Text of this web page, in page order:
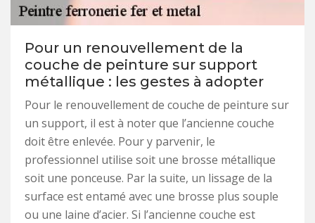
Pour un renouvellement de la
couche de peinture sur support
métallique : les gestes à adopter
Pour le renouvellement de couche de peinture sur
un support, il est à noter que l’ancienne couche
doit être enlevée. Pour y parvenir, le
professionnel utilise soit une brosse métallique
soit une ponceuse. Par la suite, un lissage de la
surface est entamé avec une brosse plus souple
ou une laine d’acier. Si l’ancienne couche est